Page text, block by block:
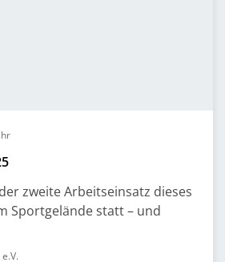
zweite Arbeitseinsatz dieses
Sportgelände statt – und